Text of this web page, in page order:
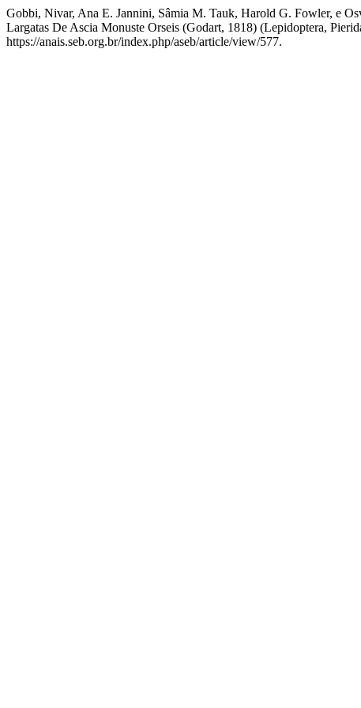
Gobbi, Nivar, Ana E. Jannini, Sâmia M. Tauk, Harold G. Fowler, e
Largatas De Ascia Monuste Orseis (Godart, 1818) (Lepidoptera,
https://anais.seb.org.br/index.php/aseb/article/view/577.